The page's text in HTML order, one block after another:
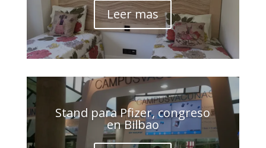
Leer mas
Stand para Pfizer, congreso
en Bilbao